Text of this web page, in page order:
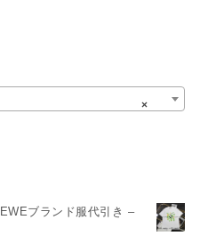
×
ブランド服代引き –